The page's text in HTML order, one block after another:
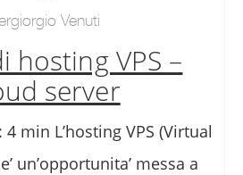
Venuti
hosting VPS –
server
min L’hosting VPS (Virtual
un’opportunita’ messa a